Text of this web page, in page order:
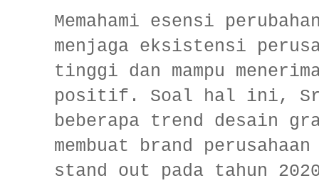
Memahami esensi
menjaga eksistensi
tinggi dan mampu
positif. Soal hal ini,
beberapa trend desain
membuat brand
stand out pada tahun